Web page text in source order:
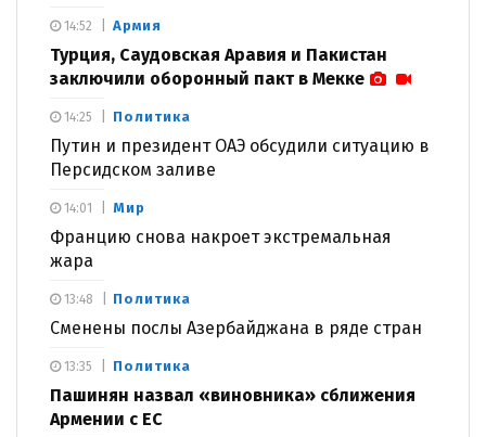
Армия
Турция, Саудовская Аравия и Пакистан
заключили оборонный пакт в Мекке
14:52
Политика
Путин и президент ОАЭ обсудили ситуацию в
Персидском заливе
14:25
Мир
Францию снова накроет экстремальная
жара
14:01
Политика
Сменены послы Азербайджана в ряде стран
13:48
Политика
Пашинян назвал «виновника» сближения
Армении с ЕС
13:35